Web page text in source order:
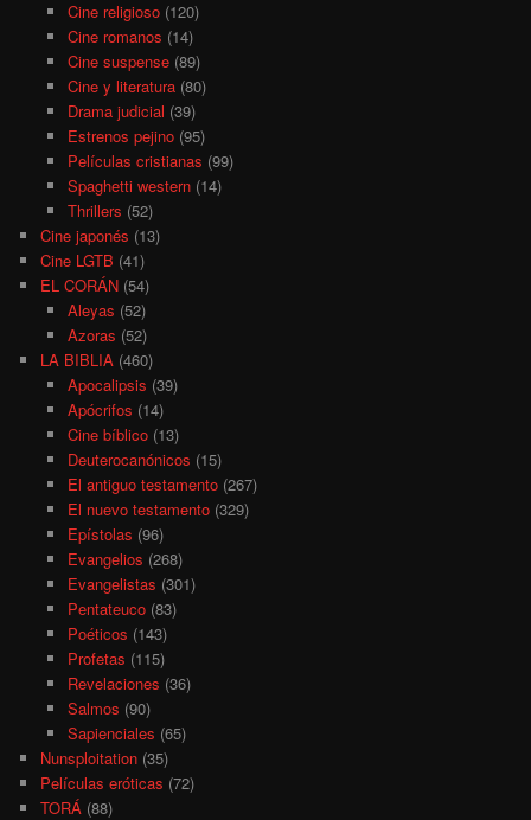
Cine religioso(120)
Cine romanos (14)
Cine suspense(89)
Cine y literatura(80)
Drama judicial (39)
Estrenos pejino(95)
Películas cristianas (99)
Spaghetti western(14)
Thrillers (52)
Cine japonés (13)
Cine LGTB (41)
EL CORÁN (54)
Aleyas (52)
Azoras (52)
LA BIBLIA (460)
Apocalipsis (39)
Apócrifos (14)
Cine bíblico(13)
Deuterocanónicos (15)
El antiguo testamento(267)
El nuevo testamento(329)
Epístolas (96)
Evangelios (268)
Evangelistas (301)
Pentateuco(83)
Poéticos (143)
Profetas (115)
Revelaciones (36)
Salmos (90)
Sapienciales (65)
Nunsploitation (35)
Películas eróticas (72)
TORÁ (88)